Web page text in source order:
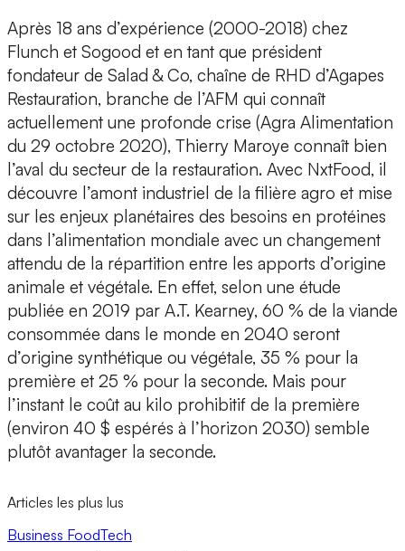
Après 18 ans d’expérience (2000-2018) chez
Flunch et Sogood et en tant que président
fondateur de Salad & Co, chaîne de RHD d’Agapes
Restauration, branche de l’AFM qui connaît
actuellement une profonde crise (Agra Alimentation
du 29 octobre 2020), Thierry Maroye connaît bien
l’aval du secteur de la restauration. Avec NxtFood, il
découvre l’amont industriel de la filière agro et mise
sur les enjeux planétaires des besoins en protéines
dans l’alimentation mondiale avec un changement
attendu de la répartition entre les apports d’origine
animale et végétale. En effet, selon une étude
publiée en 2019 par A.T. Kearney, 60 % de la viande
consommée dans le monde en 2040 seront
d’origine synthétique ou végétale, 35 % pour la
première et 25 % pour la seconde. Mais pour
l’instant le coût au kilo prohibitif de la première
(environ 40 $ espérés à l’horizon 2030) semble
plutôt avantager la seconde.
Articles les plus lus
Business FoodTech